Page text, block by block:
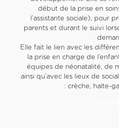
début de la prise en
l’assistante sociale), pour
parents et durant le suivi
Elle fait le lien avec les
la prise en charge de
équipes de néonatalité, de
ainsi qu’avec les lieux de
: crèche, halte-